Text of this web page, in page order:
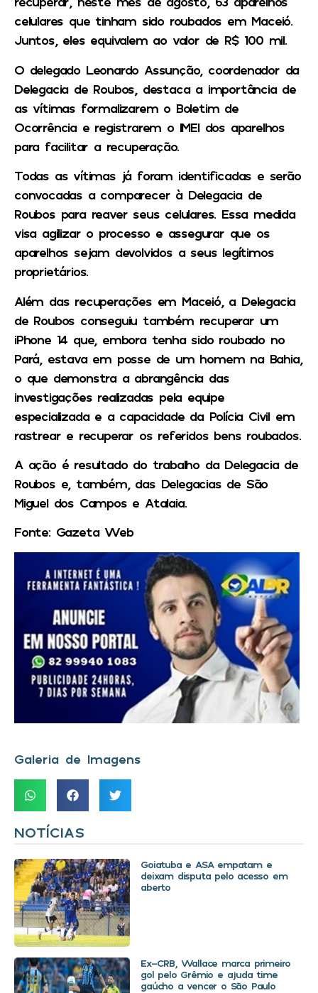
celulares que tinham sido roubados em Maceió.
Juntos, eles equivalem ao valor de R$ 100 mil.
O delegado Leonardo Assunção, coordenador da
Delegacia de Roubos, destaca a importância de
as vítimas formalizarem o Boletim de
Ocorrência e registrarem o IMEI dos aparelhos
para facilitar a recuperação.
Todas as vítimas já foram identificadas e serão
convocadas a comparecer à Delegacia de
Roubos para reaver seus celulares. Essa medida
visa agilizar o processo e assegurar que os
aparelhos sejam devolvidos a seus legítimos
proprietários.
Além das recuperações em Maceió, a Delegacia
de Roubos conseguiu também recuperar um
iPhone 14 que, embora tenha sido roubado no
Pará, estava em posse de um homem na Bahia,
o que demonstra a abrangência das
investigações realizadas pela equipe
especializada e a capacidade da Polícia Civil em
rastrear e recuperar os referidos bens roubados.
A ação é resultado do trabalho da Delegacia de
Roubos e, também, das Delegacias de São
Miguel dos Campos e Atalaia.
Fonte: Gazeta Web
Galeria de Imagens
NOTÍCIAS
Goiatuba e ASA empatam e
deixam disputa pelo acesso em
aberto
Ex-CRB, Wallace marca primeiro
gol pelo Grêmio e ajuda time
gaúcho a vencer o São Paulo